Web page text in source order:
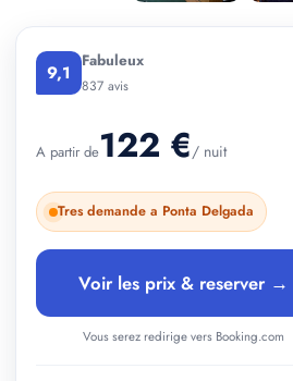
9,1 Fabuleux
837 avis
A partir de122 €/ nuit
Tres demande a Ponta Delgada
Voir les prix & reserver →
Vous serez redirige vers Booking.com